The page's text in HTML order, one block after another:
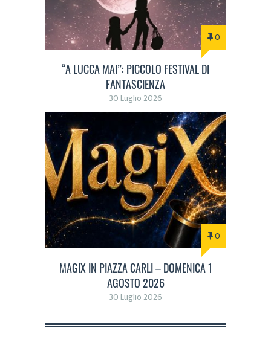
0
“A LUCCA MAI”: PICCOLO FESTIVAL DI
FANTASCIENZA
30 Luglio 2026
0
MAGIX IN PIAZZA CARLI – DOMENICA 1
AGOSTO 2026
30 Luglio 2026